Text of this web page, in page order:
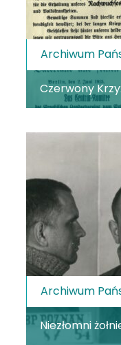
Archiwum
Czerwony
Archiwum
Niezłomni